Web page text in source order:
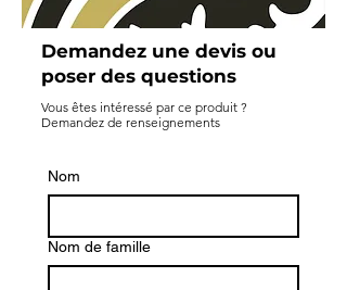
Demandez une devis ou
poser des questions
Vous êtes intéressé par ce produit ?
Demandez de renseignements
Nom
Nom de famille